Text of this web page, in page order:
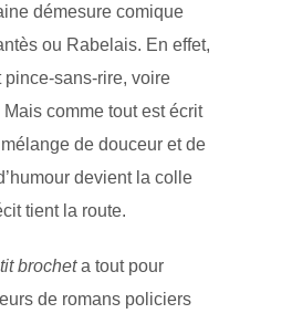
démesure comique
ou Rabelais. En effet,
pince-sans-rire, voire
comme tout est écrit
de douceur et de
devient la colle
tient la route.
brocheta tout pour
de romans policiers